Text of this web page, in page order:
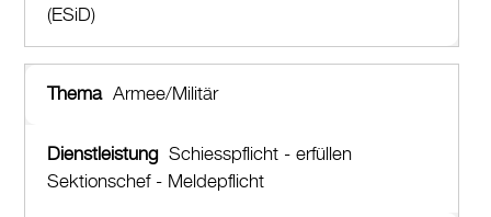
(ESiD)
Armee/Militär
Schiesspflicht - erfüllen
Sektionschef - Meldepflicht